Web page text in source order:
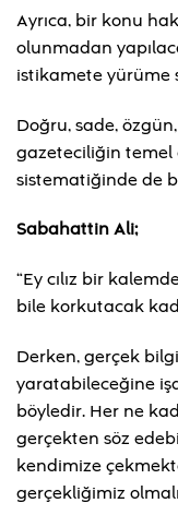
Ayrıca, bir konu
olunmadan
istikamete yürüme
Doğru, sade,
gazeteciliğin temel
sistematiğinde de
Sabahattin Ali;
“Ey cılız bir
bile korkutacak
Derken, gerçek
yaratabileceğine
böyledir. Her ne
gerçekten söz
kendimize
gerçekliğimiz